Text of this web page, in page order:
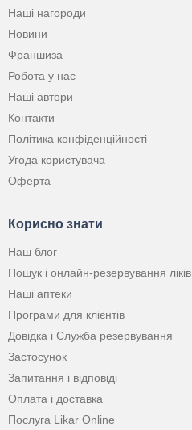
Наші нагороди
Новини
Франшиза
Робота у нас
Наші автори
Контакти
Політика конфіденційності
Угода користувача
Оферта
Корисно знати
Наш блог
Пошук і онлайн-резервування ліків
Наші аптеки
Програми для клієнтів
Довідка і Служба резервування
Застосунок
Запитання і відповіді
Оплата і доставка
Послуга Likar Online